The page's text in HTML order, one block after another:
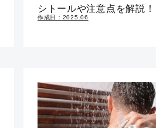
シトールや注意点を解説！
作成日：2025.06